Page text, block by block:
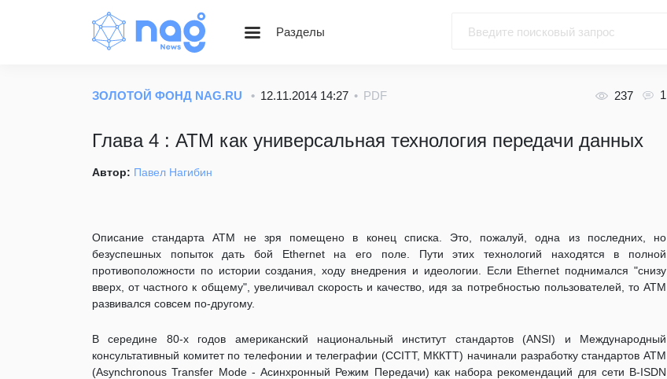
Разделы
Вебинары
ЗОЛОТОЙ ФОНД NAG.RU 12.11.2014 14:27 PDF 237 1
Глава 4 : ATM как универсальная технология передачи данных
Автор: Павел Нагибин
Описание стандарта АТМ не зря помещено в конец списка. Это, пожалуй, одна из последних, но
безуспешных попыток дать бой Ethernet на его поле. Пути этих технологий находятся в полной
противоположности по истории создания, ходу внедрения и идеологии. Если Ethernet поднимался "снизу
вверх, от частного к общему", увеличивал скорость и качество, идя за потребностью пользователей, то АТМ
развивался совсем по-другому.
В середине 80-х годов американский национальный институт стандартов (ANSI) и Международный
консультативный комитет по телефонии и телеграфии (CCITT, МККТТ) начинали разработку стандартов ATM
(Asynchronous Transfer Mode - Асинхронный Режим Передачи) как набора рекомендаций для сети B-ISDN